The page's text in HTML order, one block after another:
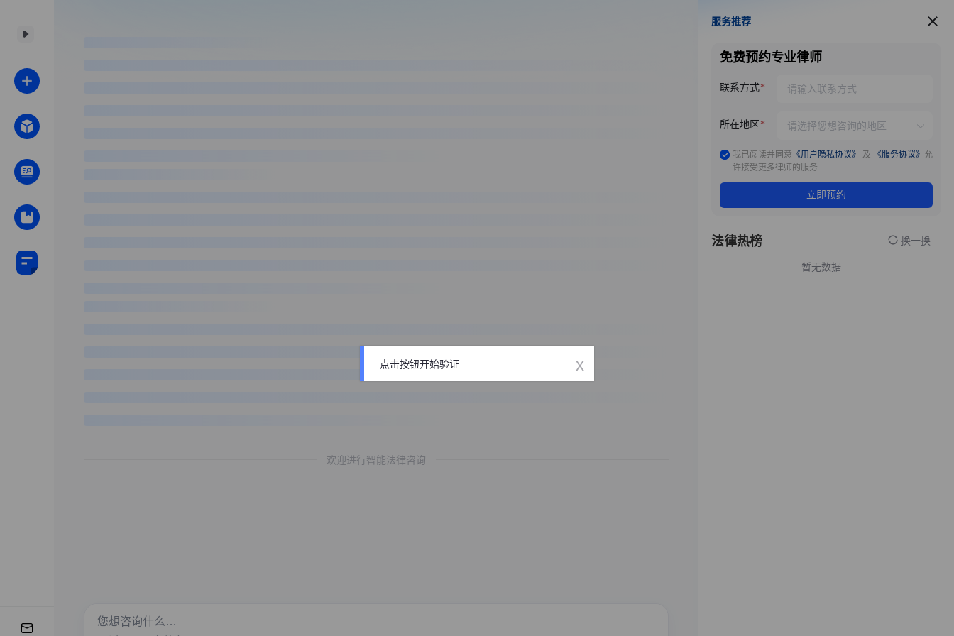
欢迎进行智能法律咨询
服务推荐
服务推荐
免费预约专业律师
联系方式
所在地区
我已阅读并同意 《用户隐私协议》 及 《服务协议》 允
许接受更多律师的服务
立即预约
法律热榜 换一换
暂无数据
点击按钮开始验证 x